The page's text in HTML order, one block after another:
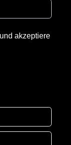
akzeptiere